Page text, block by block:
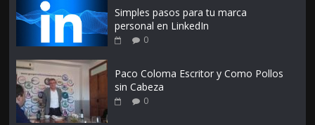
Simples pasos para tu marca
personal en LinkedIn
0
Paco Coloma Escritor y Como Pollos
sin Cabeza
0